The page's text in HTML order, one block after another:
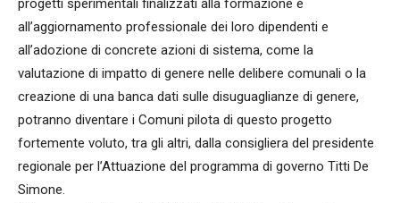
progetti sperimentali finalizzati alla formazione e
all’aggiornamento professionale dei loro dipendenti e
all’adozione di concrete azioni di sistema, come la
valutazione di impatto di genere nelle delibere comunali o la
creazione di una banca dati sulle disuguaglianze di genere,
potranno diventare i Comuni pilota di questo progetto
fortemente voluto, tra gli altri, dalla consigliera del presidente
regionale per l’Attuazione del programma di governo Titti De
Simone.